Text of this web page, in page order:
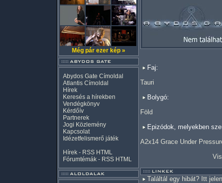
Még pár ezer kép »
Abydos Gate Címoldal
Atlantis Címoldal
Hírek
Keresés a hírekben
Vendégkönyv
Kérdőív
Partnerek
Jogi Közlemény
Kapcsolat
Idézetfelismerő játék
Hírek - RSS HTML
Fórumtémák - RSS HTML
Faj:
Tauri
Bolygó:
Föld
Epizódok, melyekben
A2x14 Grace Under
Találtál egy hibát? Itt